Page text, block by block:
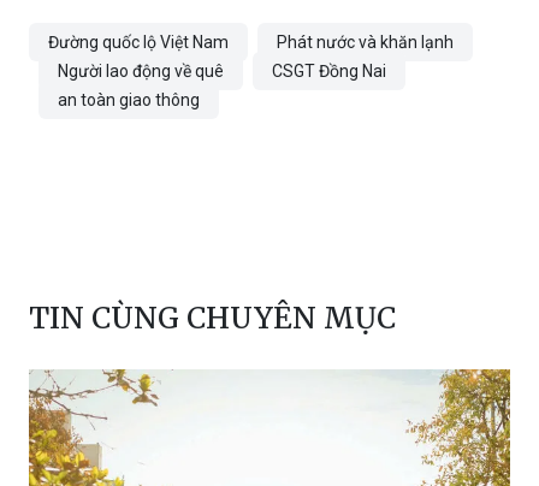
Đường quốc lộ Việt Nam
Phát nước và khăn lạnh
Người lao động về quê
CSGT Đồng Nai
an toàn giao thông
TIN CÙNG CHUYÊN MỤC